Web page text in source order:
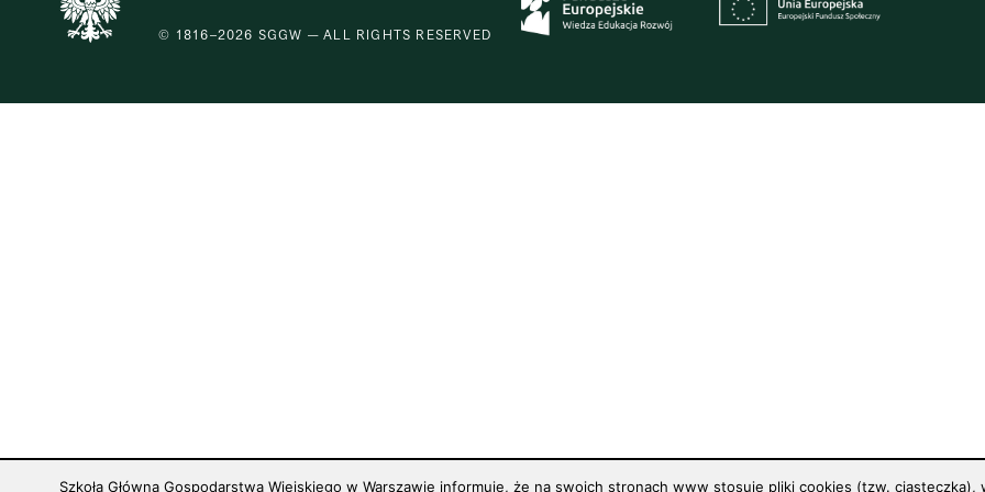
© 1816–2026 SGGW — ALL RIGHTS RESERVED
Szkoła Główna Gospodarstwa Wiejskiego w Warszawie informuje, że na swoich stronach www stosuje pliki cookies (tzw.